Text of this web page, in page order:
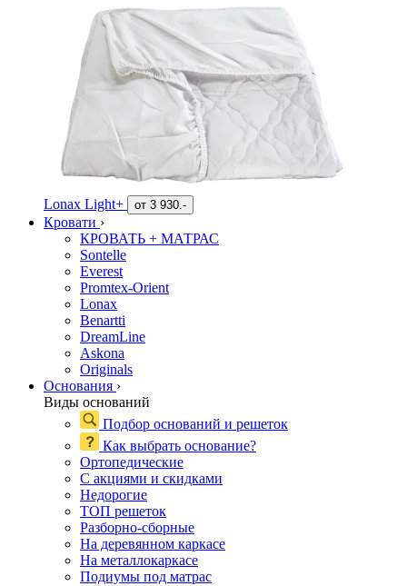
Lonax Light+ от 3 930.-
Кровати ›
КРОВАТЬ + МАТРАС
Sontelle
Everest
Promtex-Orient
Lonax
Benartti
DreamLine
Askona
Originals
Основания ›
Виды оснований
Подбор оснований и решеток
Как выбрать основание?
Ортопедические
С акциями и скидками
Недорогие
ТОП решеток
Разборно-сборные
На деревянном каркасе
На металлокаркасе
Подиумы под матрас